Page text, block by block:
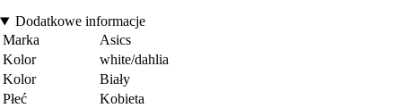
Dodatkowe informacje
Marka
Asics
Kolor
white/dahlia
Kolor
Biały
Płeć
Kobieta